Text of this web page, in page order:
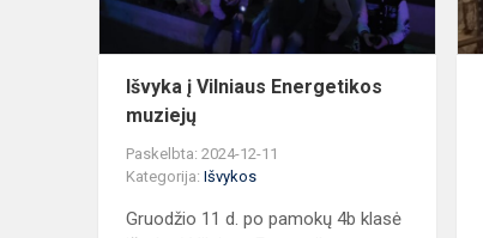
Išvyka į Vilniaus Energetikos
muziejų
Paskelbta: 2024-12-11
Kategorija: Išvykos
Gruodžio 11 d. po pamokų 4b klasė